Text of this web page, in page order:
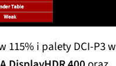
115% i palety DCI-P3 w